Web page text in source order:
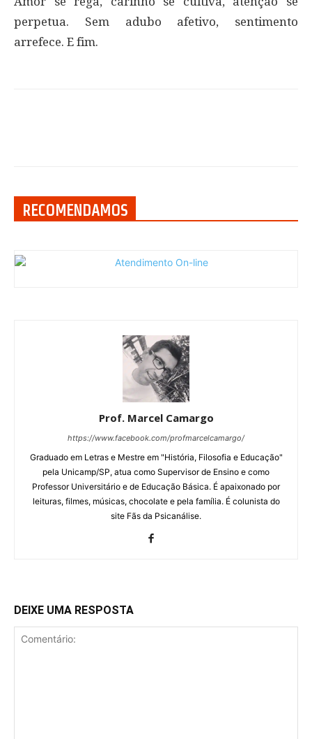
perpetua. Sem adubo afetivo, sentimento
arrefece. E fim.
RECOMENDAMOS
Prof. Marcel Camargo
https://www.facebook.com/profmarcelcamargo/
Graduado em Letras e Mestre em "História, Filosofia e Educação"
pela Unicamp/SP, atua como Supervisor de Ensino e como
Professor Universitário e de Educação Básica. É apaixonado por
leituras, filmes, músicas, chocolate e pela família. É colunista do
site Fãs da Psicanálise.
DEIXE UMA RESPOSTA